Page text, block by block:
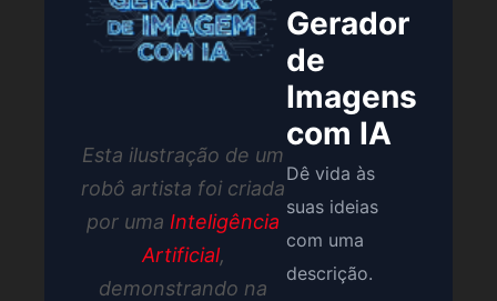
Esta ilustração de um
robô artista foi criada
por uma Inteligência
Artificial,
demonstrando na
Gerador
de
Imagens
com IA
Dê vida às
suas ideias
com uma
descrição.